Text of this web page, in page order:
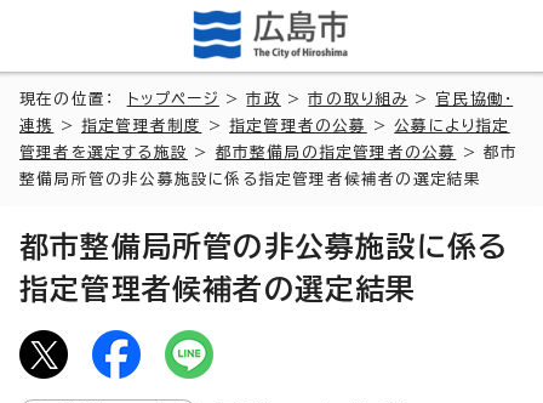
現在の位置： トップページ >市政 >市の取り組み > 官民協働・
連携
>指定管理者制度 >指定管理者の公募 >公募により指定
管理者を選定する施設
> 都市整備局の指定管理者の公募
> 都市
整備局所管の非公募施設に係る指定管理者候補者の選定結果
都市整備局所管の非公募施設に係る
指定管理者候補者の選定結果